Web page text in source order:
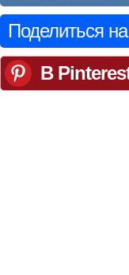
Поделиться на
В